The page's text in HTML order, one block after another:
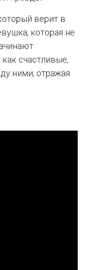
верит в
которая не
счастливые,
ними, отражая